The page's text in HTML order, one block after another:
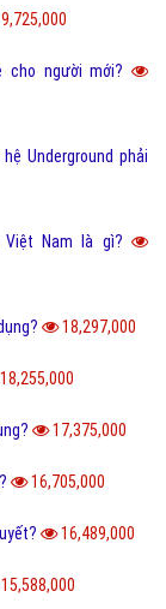
cho người mới?
Underground phải
Nam là gì?
18,297,000
17,375,000
16,705,000
16,489,000